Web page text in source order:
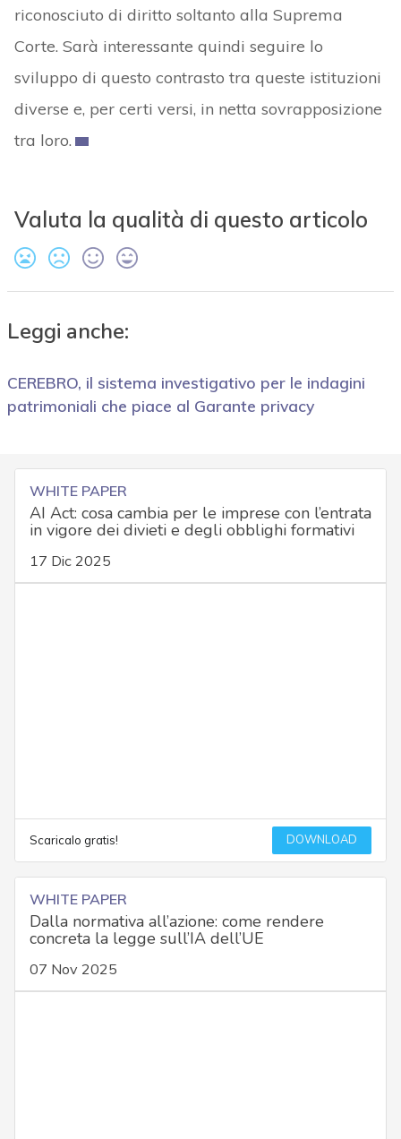
riconosciuto di diritto soltanto alla Suprema
Corte. Sarà interessante quindi seguire lo
sviluppo di questo contrasto tra queste istituzioni
diverse e, per certi versi, in netta sovrapposizione
tra loro.
Valuta la qualità di questo articolo
Leggi anche:
CEREBRO, il sistema investigativo per le indagini
patrimoniali che piace al Garante privacy
WHITE PAPER
AI Act: cosa cambia per le imprese con l’entrata
in vigore dei divieti e degli obblighi formativi
17 Dic 2025
Scaricalo gratis! DOWNLOAD
WHITE PAPER
Dalla normativa all’azione: come rendere
concreta la legge sull’IA dell’UE
07 Nov 2025